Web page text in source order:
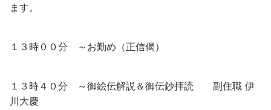
ます。
１３時００分 ～お勤め（正信偈）
１３時４０分 ～御絵伝解説＆御伝鈔拝読 副住職 伊
川大慶